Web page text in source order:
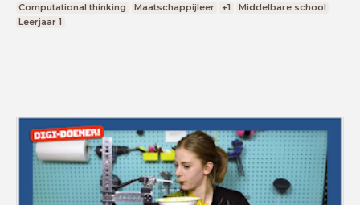
Computational thinking Maatschappijleer +1
Middelbare school
Leerjaar 1